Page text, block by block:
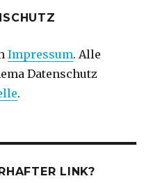
Impressum. Alle
Datenschutz
.
LINK?